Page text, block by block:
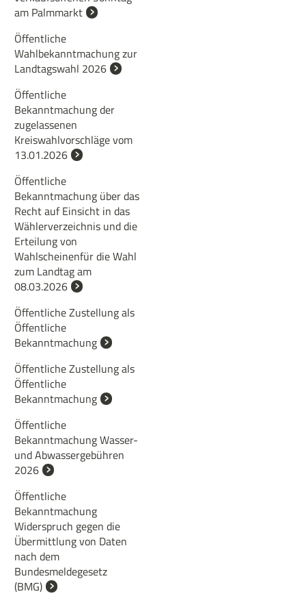
am Palmmarkt
Öffentliche
Wahlbekanntmachung zur
Landtagswahl 2026
Öffentliche
Bekanntmachung der
zugelassenen
Kreiswahlvorschläge vom
13.01.2026
Öffentliche
Bekanntmachung über das
Recht auf Einsicht in das
Wählerverzeichnis und die
Erteilung von
Wahlscheinenfür die Wahl
zum Landtag am
08.03.2026
Öffentliche Zustellung als
Öffentliche
Bekanntmachung
Öffentliche Zustellung als
Öffentliche
Bekanntmachung
Öffentliche
Bekanntmachung Wasser-
und Abwassergebühren
2026
Öffentliche
Bekanntmachung
Widerspruch gegen die
Übermittlung von Daten
nach dem
Bundesmeldegesetz
(BMG)